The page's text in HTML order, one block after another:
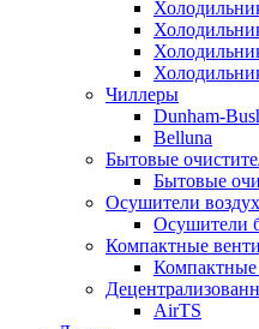
Чиллеры
Dunham-
Belluna
Бытовые
Бытовые
Осушители
Осушители
Компактные
Компактные
AirTS